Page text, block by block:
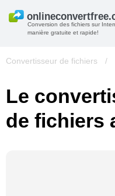
Conversion des fichiers sur
manière gratuite et rapide!
Convertisseur de fichiers /
Le
de fichiers